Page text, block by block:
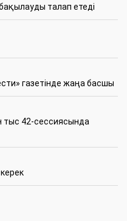
бақылауды талап етеді
газетінде жаңа басшы
тыс 42-сессиясында